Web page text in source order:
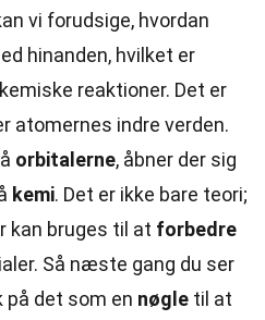
vi forudsige, hvordan
hinanden, hvilket er
reaktioner. Det er
atomernes indre verden.
orbitalerne, åbner der sig
kemi. Det er ikke bare teori;
kan bruges til at forbedre
Så næste gang du ser
på det som en nøgle til at